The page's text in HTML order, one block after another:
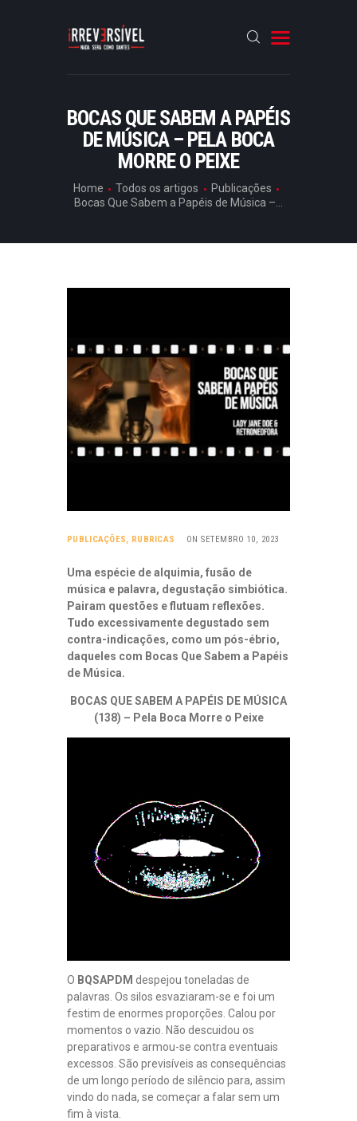
BOCAS QUE SABEM A PAPÉIS
DE MÚSICA – PELA BOCA
MORRE O PEIXE
Home Todos os artigos
Publicações
Bocas Que Sabem a Papéis de Música –...
HOME
CRÓNICAS
ENTREVISTAS
RUBRICAS
PUBLICAÇÕES, RUBRICAS ON SETEMBRO 10, 2023
Uma espécie de alquimia, fusão de
música e palavra, degustação simbiótica.
Pairam questões e flutuam reflexões.
Tudo excessivamente degustado sem
contra-indicações, como um pós-ébrio,
daqueles com Bocas Que Sabem a Papéis
de Música.
BOCAS QUE SABEM A PAPÉIS DE MÚSICA
(138) – Pela Boca Morre o Peixe
O BQSAPDM despejou toneladas de
palavras. Os silos esvaziaram-se e foi um
festim de enormes proporções. Calou por
momentos o vazio. Não descuidou os
preparativos e armou-se contra eventuais
excessos. São previsíveis as consequências
de um longo período de silêncio para, assim
vindo do nada, se começar a falar sem um
fim à vista.